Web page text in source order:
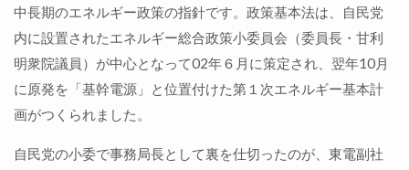
中長期のエネルギー政策の指針です。政策基本法は、自民党
内に設置されたエネルギー総合政策小委員会（委員長・甘利
明衆院議員）が中心となって02年６月に策定され、翌年10月
に原発を「基幹電源」と位置付けた第１次エネルギー基本計
画がつくられました。
自民党の小委で事務局長として裏を仕切ったのが、東電副社